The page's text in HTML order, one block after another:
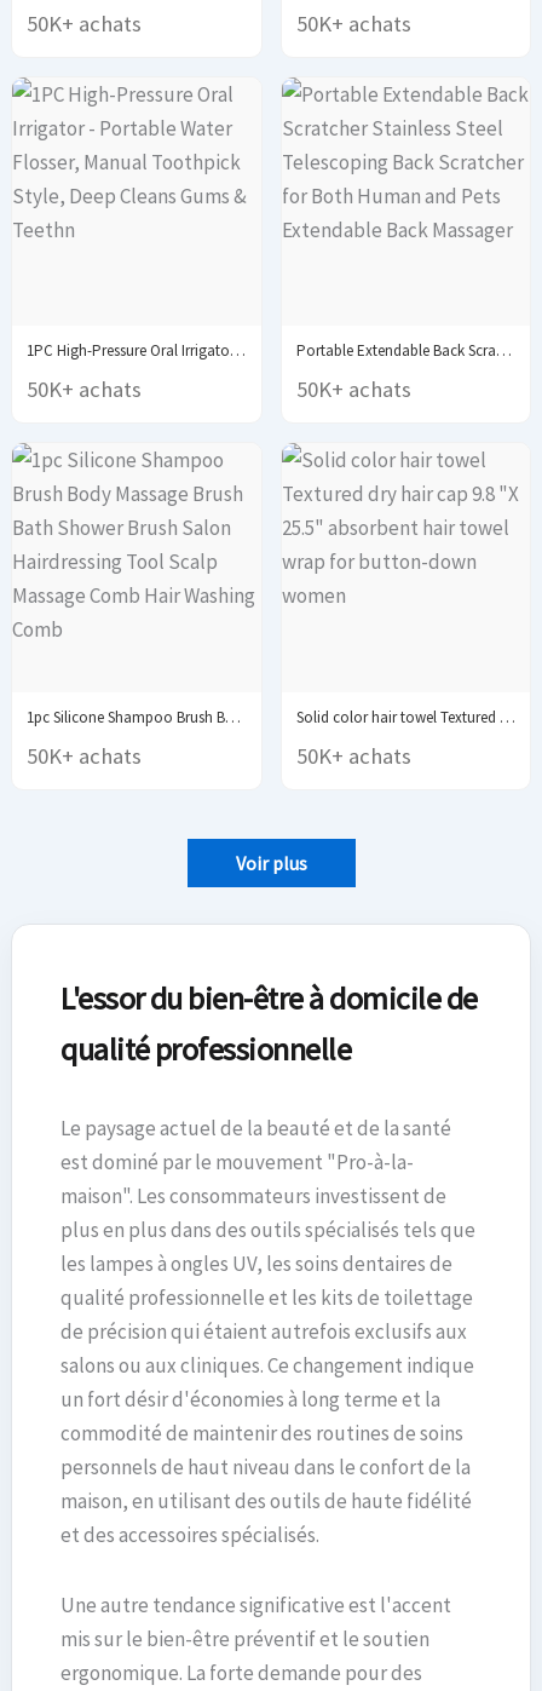
50K+ achats 50K+ achats
1PC High-Pressure Oral Irrigator - Portable Water Flosser,...
50K+ achats
Portable Extendable Back Scratcher Stainless Steel Telescoping Back...
50K+ achats
1pc Silicone Shampoo Brush Body Massage Brush Bath...
50K+ achats
Solid color hair towel Textured dry hair cap...
50K+ achats
Voir plus
L'essor du bien-être à domicile de
qualité professionnelle
Le paysage actuel de la beauté et de la santé
est dominé par le mouvement "Pro-à-la-
maison". Les consommateurs investissent de
plus en plus dans des outils spécialisés tels que
les lampes à ongles UV, les soins dentaires de
qualité professionnelle et les kits de toilettage
de précision qui étaient autrefois exclusifs aux
salons ou aux cliniques. Ce changement indique
un fort désir d'économies à long terme et la
commodité de maintenir des routines de soins
personnels de haut niveau dans le confort de la
maison, en utilisant des outils de haute fidélité
et des accessoires spécialisés.
Une autre tendance significative est l'accent
mis sur le bien-être préventif et le soutien
ergonomique. La forte demande pour des